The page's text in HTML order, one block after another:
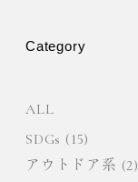
ー
シ
Category
ALL
SDGs (15)
アウトドア系 (2)